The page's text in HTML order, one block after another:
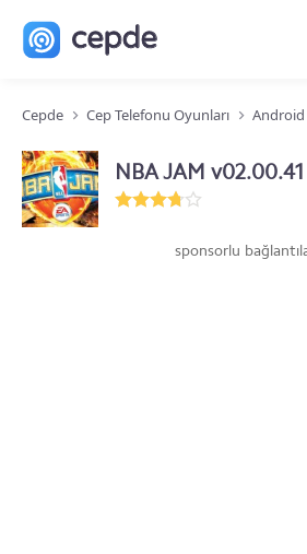
Cepde Cep Telefonu Oyunları Android
NBA JAM
sponsorlu